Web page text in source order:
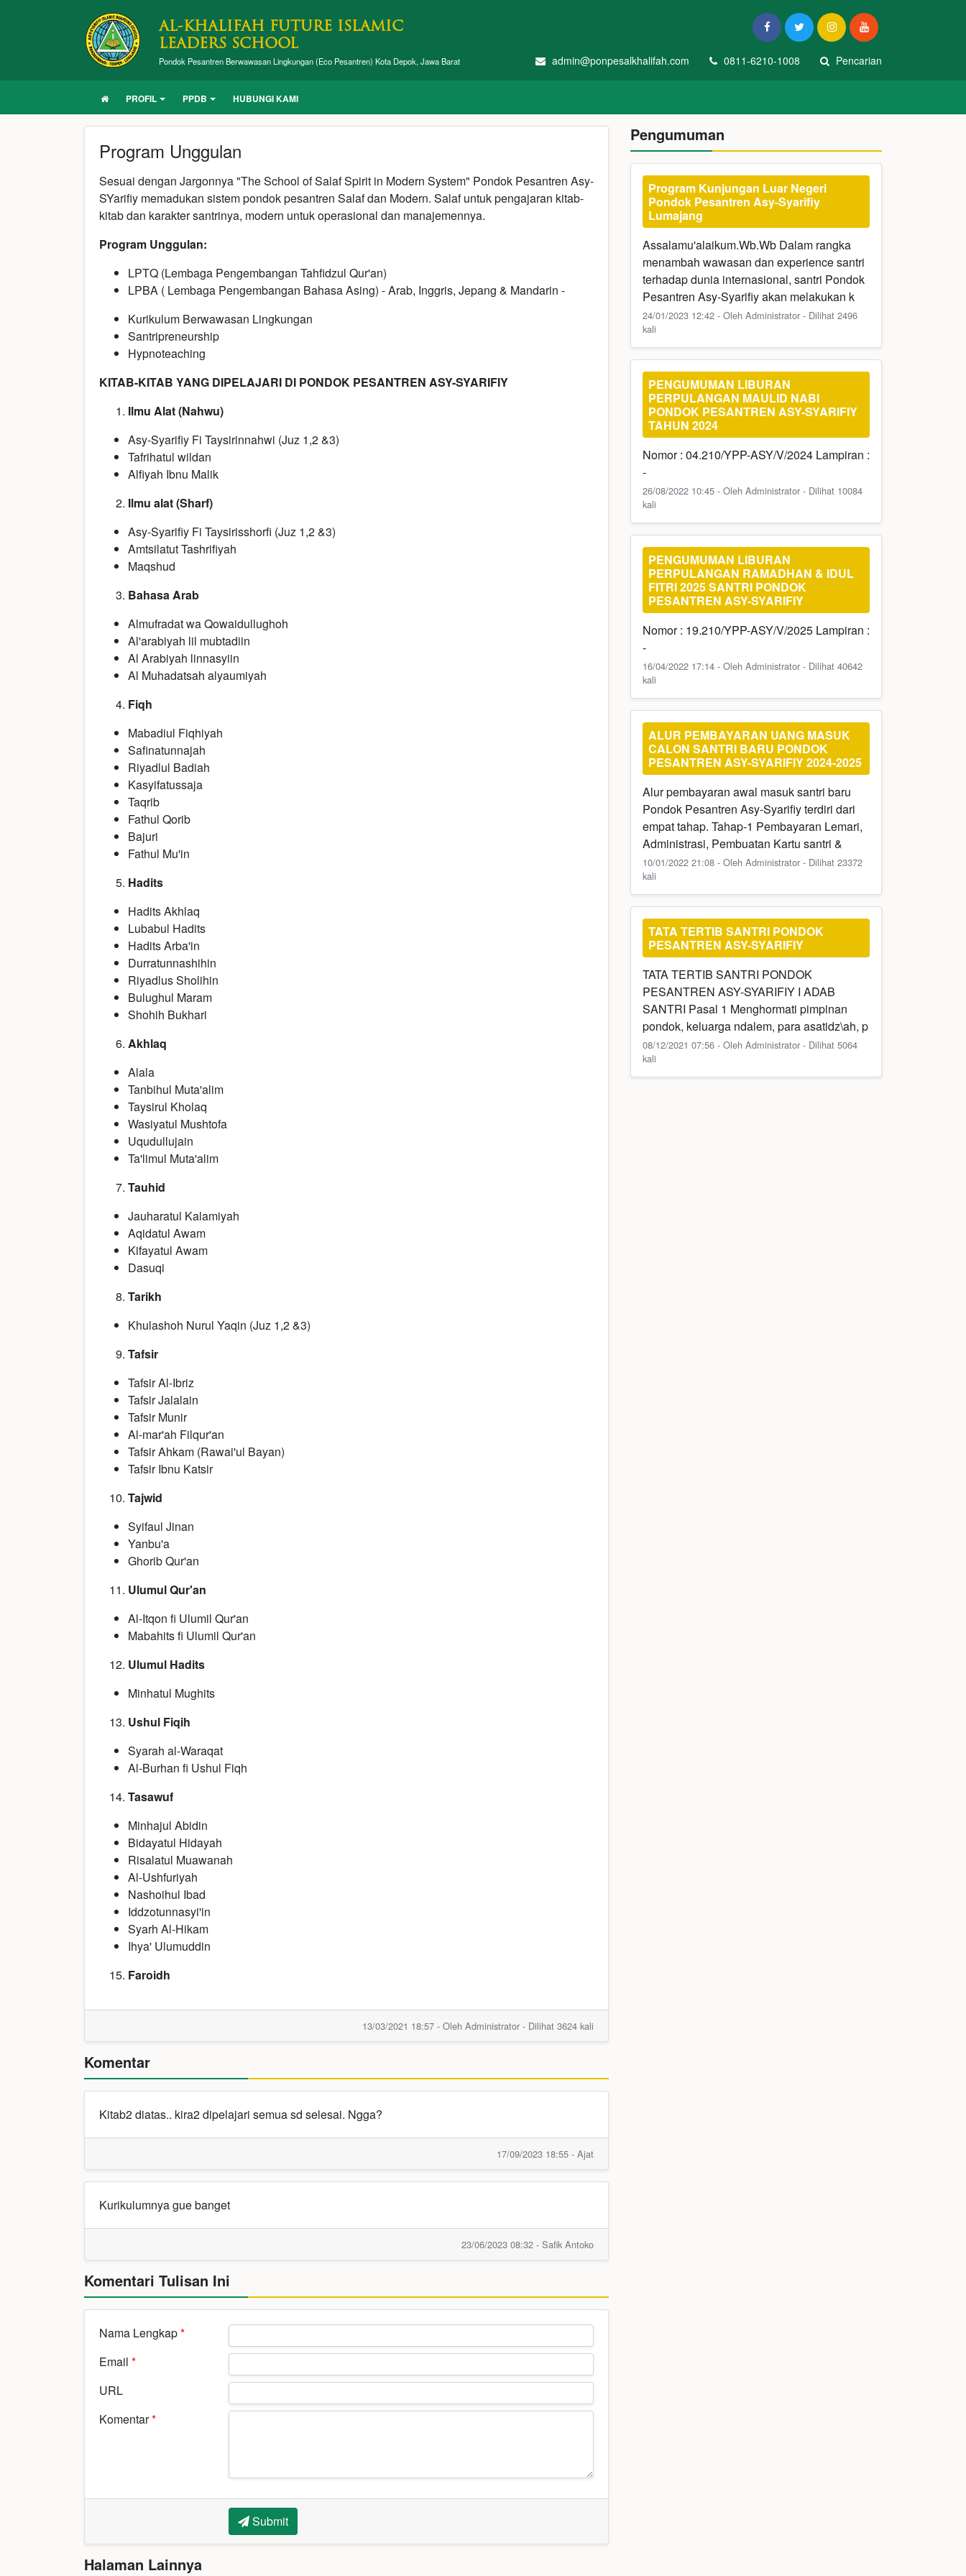
AL-KHALIFAH FUTURE ISLAMIC
LEADERS SCHOOL
Pondok Pesantren Berwawasan Lingkungan (Eco Pesantren) Kota Depok, Jawa Barat admin@ponpesalkhalifah.com 0811-6210-1008 Pencarian
PROFIL PPDB HUBUNGI KAMI
Program Unggulan
Sesuai dengan Jargonnya "The School of Salaf Spirit in Modern System" Pondok Pesantren Asy-
SYarifiy memadukan sistem pondok pesantren Salaf dan Modern. Salaf untuk pengajaran kitab-
kitab dan karakter santrinya, modern untuk operasional dan manajemennya.
Program Unggulan:
LPTQ (Lembaga Pengembangan Tahfidzul Qur'an)
LPBA ( Lembaga Pengembangan Bahasa Asing) - Arab, Inggris, Jepang & Mandarin -
Kurikulum Berwawasan Lingkungan
Santripreneurship
Hypnoteaching
KITAB-KITAB YANG DIPELAJARI DI PONDOK PESANTREN ASY-SYARIFIY
Ilmu Alat (Nahwu)
Asy-Syarifiy Fi Taysirinnahwi (Juz 1,2 &3)
Tafrihatul wildan
Alfiyah Ibnu Malik
Ilmu alat (Sharf)
Asy-Syarifiy Fi Taysirisshorfi (Juz 1,2 &3)
Amtsilatut Tashrifiyah
Maqshud
Bahasa Arab
Almufradat wa Qowaidullughoh
Al'arabiyah lil mubtadiin
Al Arabiyah linnasyiin
Al Muhadatsah alyaumiyah
Fiqh
Mabadiul Fiqhiyah
Safinatunnajah
Riyadlul Badiah
Kasyifatussaja
Taqrib
Fathul Qorib
Bajuri
Fathul Mu'in
Hadits
Hadits Akhlaq
Lubabul Hadits
Hadits Arba'in
Durratunnashihin
Riyadlus Sholihin
Bulughul Maram
Shohih Bukhari
Akhlaq
Alala
Tanbihul Muta'alim
Taysirul Kholaq
Wasiyatul Mushtofa
Uqudullujain
Ta'limul Muta'alim
Tauhid
Jauharatul Kalamiyah
Aqidatul Awam
Kifayatul Awam
Dasuqi
Tarikh
Khulashoh Nurul Yaqin (Juz 1,2 &3)
Tafsir
Tafsir Al-Ibriz
Tafsir Jalalain
Tafsir Munir
Al-mar'ah Filqur'an
Tafsir Ahkam (Rawai'ul Bayan)
Tafsir Ibnu Katsir
Tajwid
Syifaul Jinan
Yanbu'a
Ghorib Qur'an
Ulumul Qur'an
Al-Itqon fi Ulumil Qur'an
Mabahits fi Ulumil Qur'an
Ulumul Hadits
Minhatul Mughits
Ushul Fiqih
Syarah al-Waraqat
Al-Burhan fi Ushul Fiqh
Tasawuf
Minhajul Abidin
Bidayatul Hidayah
Risalatul Muawanah
Al-Ushfuriyah
Nashoihul Ibad
Iddzotunnasyi'in
Syarh Al-Hikam
Ihya' Ulumuddin
Faroidh
13/03/2021 18:57 - Oleh Administrator - Dilihat 3624 kali
Komentar
Kitab2 diatas.. kira2 dipelajari semua sd selesai. Ngga?
17/09/2023 18:55 - Ajat
Kurikulumnya gue banget
23/06/2023 08:32 - Safik Antoko
Komentari Tulisan Ini
Nama Lengkap*
Email *
URL
Komentar*
Submit
Halaman Lainnya
Pengumuman
Program Kunjungan Luar Negeri
Pondok Pesantren Asy-Syarifiy
Lumajang
Assalamu'alaikum.Wb.Wb Dalam rangka
menambah wawasan dan experience santri
terhadap dunia internasional, santri Pondok
Pesantren Asy-Syarifiy akan melakukan k
24/01/2023 12:42 - Oleh Administrator - Dilihat 2496
kali
PENGUMUMAN LIBURAN
PERPULANGAN MAULID NABI
PONDOK PESANTREN ASY-SYARIFIY
TAHUN 2024
Nomor : 04.210/YPP-ASY/V/2024 Lampiran :
-
26/08/2022 10:45 - Oleh Administrator - Dilihat 10084
kali
PENGUMUMAN LIBURAN
PERPULANGAN RAMADHAN & IDUL
FITRI 2025 SANTRI PONDOK
PESANTREN ASY-SYARIFIY
Nomor : 19.210/YPP-ASY/V/2025 Lampiran :
-
16/04/2022 17:14 - Oleh Administrator - Dilihat 40642
kali
ALUR PEMBAYARAN UANG MASUK
CALON SANTRI BARU PONDOK
PESANTREN ASY-SYARIFIY 2024-2025
Alur pembayaran awal masuk santri baru
Pondok Pesantren Asy-Syarifiy terdiri dari
empat tahap. Tahap-1 Pembayaran Lemari,
Administrasi, Pembuatan Kartu santri &
10/01/2022 21:08 - Oleh Administrator - Dilihat 23372
kali
TATA TERTIB SANTRI PONDOK
PESANTREN ASY-SYARIFIY
TATA TERTIB SANTRI PONDOK
PESANTREN ASY-SYARIFIY I ADAB
SANTRI Pasal 1 Menghormati pimpinan
pondok, keluarga ndalem, para asatidz\ah, p
08/12/2021 07:56 - Oleh Administrator - Dilihat 5064
kali